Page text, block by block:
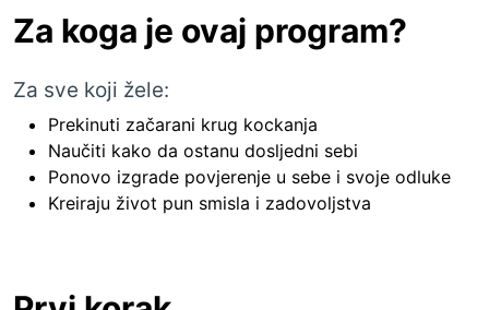
Za koga je ovaj program?
Za sve koji žele:
Prekinuti začarani krug kockanja
Naučiti kako da ostanu dosljedni sebi
Ponovo izgrade povjerenje u sebe i svoje odluke
Kreiraju život pun smisla i zadovoljstva